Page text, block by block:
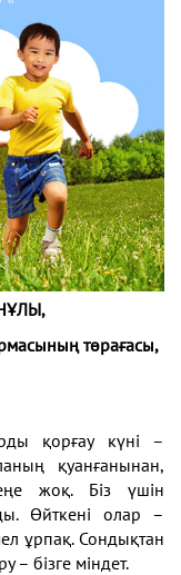
төрағасы,
қорғау күні –
қуанғанынан,
жоқ. Біз үшін
Өйткені олар –
ұрпақ. Сондықтан
– бізге міндет.